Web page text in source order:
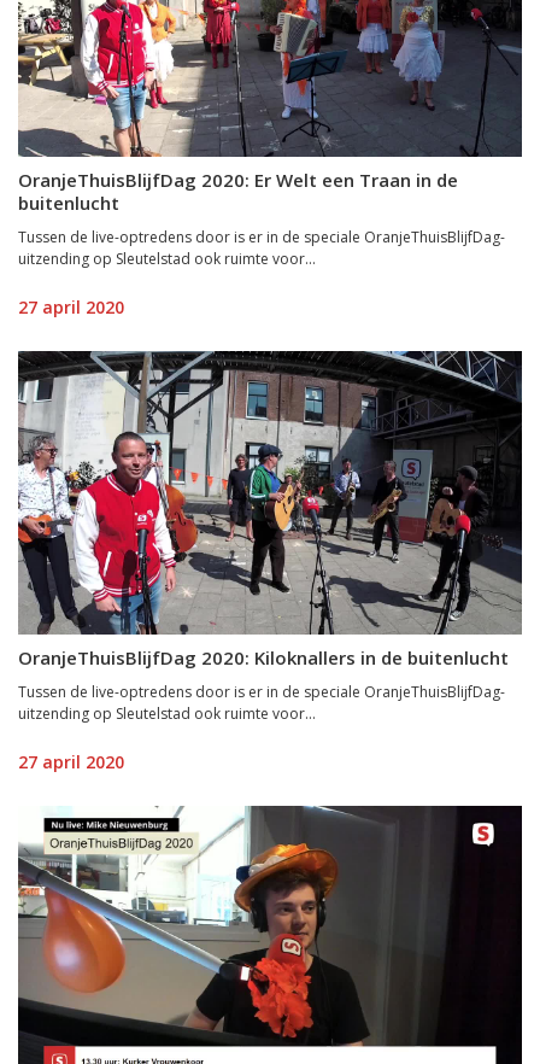
OranjeThuisBlijfDag 2020: Er Welt een Traan in de
buitenlucht
Tussen de live-optredens door is er in de speciale OranjeThuisBlijfDag-
uitzending op Sleutelstad ook ruimte voor...
27 april 2020
OranjeThuisBlijfDag 2020: Kiloknallers in de buitenlucht
Tussen de live-optredens door is er in de speciale OranjeThuisBlijfDag-
uitzending op Sleutelstad ook ruimte voor...
27 april 2020